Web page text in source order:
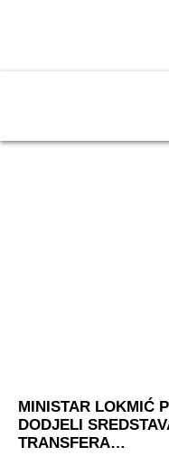
MINISTAR LOKMIĆ
DODJELI
TRANSFERA…